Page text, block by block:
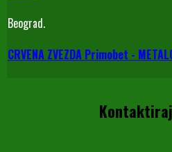
Beograd.
CRVENA ZVEZDA Primobet -